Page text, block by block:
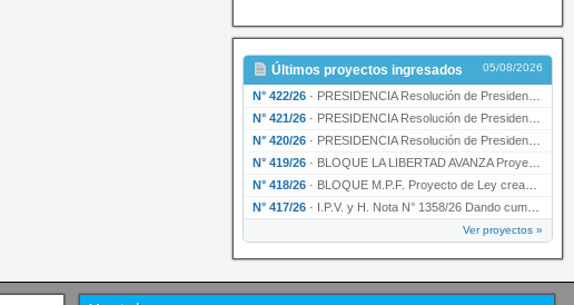
Últimos proyectos ingresados 05/08/2026
N° 422/26 · PRESIDENCIA Resolución de Presidencia N° 200/26 para su ratificación.
N° 421/26 · PRESIDENCIA Resolución de Presidencia N° 199/26 para su ratificación.
N° 420/26 · PRESIDENCIA Resolución de Presidencia N° 198/26 para su ratificación.
N° 419/26 · BLOQUE LA LIBERTAD AVANZA Proyecto de Ley declarando la esencialidad del servicio educativ…
N° 418/26 · BLOQUE M.P.F. Proyecto de Ley creando el Ente Único Regulador de servicios públicos de la …
N° 417/26 · I.P.V. y H. Nota N° 1358/26 Dando cumplimiento al artículo 29 de la Ley provincial N° 1399…
Ver proyectos »